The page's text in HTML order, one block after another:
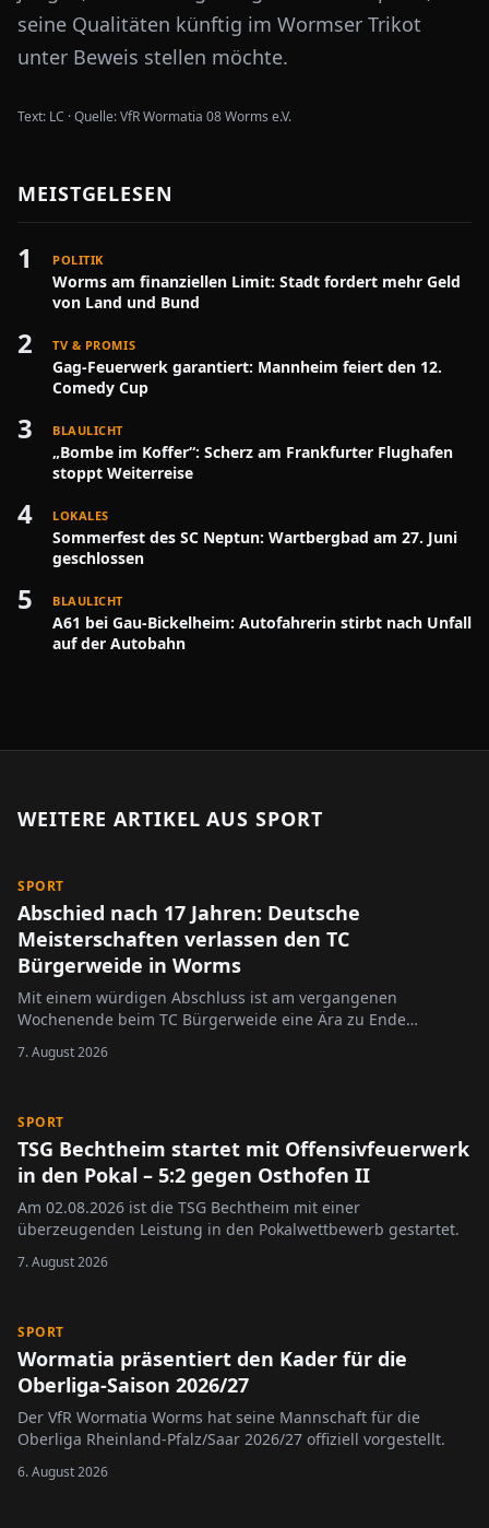
seine Qualitäten künftig im Wormser Trikot
unter Beweis stellen möchte.
Text: LC ·Quelle:VfR Wormatia 08 Worms e.V.
MEISTGELESEN
1 POLITIK
Worms am finanziellen Limit: Stadt fordert mehr Geld
von Land und Bund
2 TV & PROMIS
Gag-Feuerwerk garantiert: Mannheim feiert den 12.
Comedy Cup
3 BLAULICHT
„Bombe im Koffer“: Scherz am Frankfurter Flughafen
stoppt Weiterreise
4 LOKALES
Sommerfest des SC Neptun: Wartbergbad am 27. Juni
geschlossen
5 BLAULICHT
A61 bei Gau-Bickelheim: Autofahrerin stirbt nach Unfall
auf der Autobahn
WEITERE ARTIKEL AUS SPORT
SPORT
Abschied nach 17 Jahren: Deutsche
Meisterschaften verlassen den TC
Bürgerweide in Worms
Mit einem würdigen Abschluss ist am vergangenen
Wochenende beim TC Bürgerweide eine Ära zu Ende
7. August 2026
SPORT
TSG Bechtheim startet mit Offensivfeuerwerk
in den Pokal – 5:2 gegen Osthofen II
Am 02.08.2026 ist die TSG Bechtheim mit einer
überzeugenden Leistung in den Pokalwettbewerb gestartet.
7. August 2026
SPORT
Wormatia präsentiert den Kader für die
Oberliga-Saison 2026/27
Der VfR Wormatia Worms hat seine Mannschaft für die
Oberliga Rheinland-Pfalz/Saar 2026/27 offiziell vorgestellt.
6. August 2026